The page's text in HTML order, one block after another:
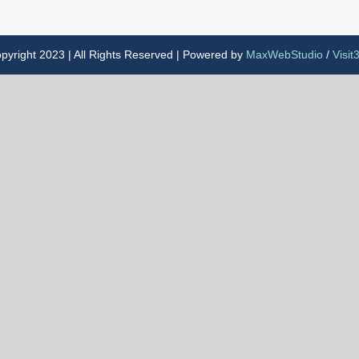
2023 | All Rights Reserved | Powered by MaxWebStudio/